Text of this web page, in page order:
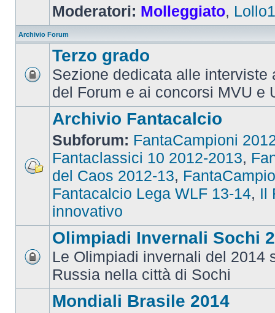
Moderatori: Molleggiato,
Archivio Forum
Terzo grado
Sezione dedicata alle interviste
del Forum e ai concorsi MVU e
Archivio Fantacalcio
Subforum: FantaCampioni
Fantaclassici 10 2012-2013,
del Caos 2012-13,
Fantacalcio Lega WLF 13-14, Il
innovativo
Olimpiadi Invernali Sochi
Le Olimpiadi invernali del 2014
Russia nella città di Sochi
Mondiali Brasile 2014